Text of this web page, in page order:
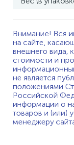
Внимание! Вся
на сайте,
внешнего вида,
стоимости и
не является
положениями
Российской
информации о
товаров и (или)
менеджеру